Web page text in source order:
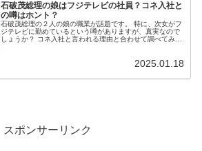
石破茂総理の娘はフジテレビの社員？コネ入社と
の噂はホント？
石破茂総理の２人の娘の職業が話題です。 特に、次女がフ
ジテレビに勤めているという噂がありますが、真実なので
しょうか？ コネ入社と言われる理由と合わせて調べてみま
2025.01.18
スポンサーリンク